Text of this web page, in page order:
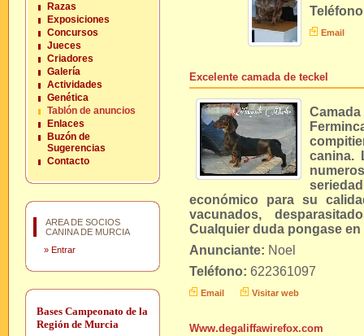
Razas
Exposiciones
Concursos
Jueces
Criadores
Galería
Actividades
Genética
Tablón de anuncios
Enlaces
Buzón de
Sugerencias
Contacto
AREA DE SOCIOS
CANINA DE MURCIA
» Entrar
Bases Campeonato de la
Región de Murcia
Email
Excelente camada de teckel
canina.
económico para su
vacunados,
Cualquier duda pongase
Anunciante: Noel
Teléfono: 622361097
Email Visitar web
Www.degaliffawirefox.com